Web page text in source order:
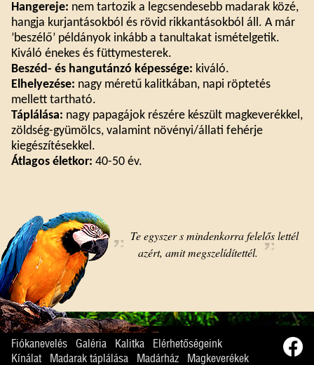
Hangereje: nem tartozik a legcsendesebb madarak közé,
hangja kurjantásokból és rövid rikkantásokból áll. A már
’beszélő’ példányok inkább a tanultakat ismételgetik.
Kiváló énekes és füttymesterek.
Beszéd- és hangutánzó képessége: kiváló.
Elhelyezése: nagy méretű kalitkában, napi röptetés
mellett tartható.
Táplálása: nagy papagájok részére készült magkeverékkel,
zöldség-gyümölcs, valamint növényi/állati fehérje
kiegészítésekkel.
Átlagos életkor: 40-50 év.
Te egyszer s mindenkorra felelős lettél
azért, amit megszelídítettél.
Fiókanevelés Galéria Kalitka
Elérhetőségeink
Kínálat
Madarak táplálása Madárház Magkeverékek